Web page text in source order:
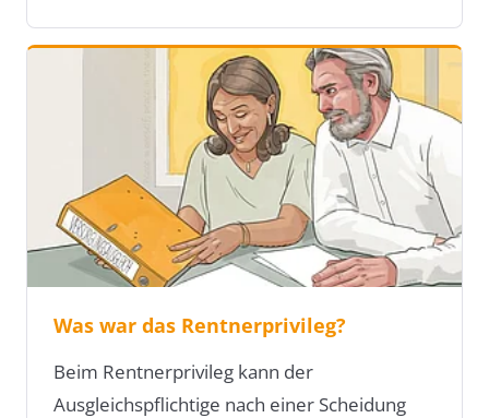
Was war das Rentnerprivileg?
Beim Rentnerprivileg kann der
Ausgleichspflichtige nach einer Scheidung